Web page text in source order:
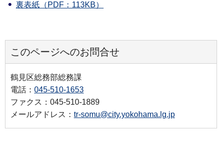
裏表紙（PDF：113KB）
このページへのお問合せ
鶴見区総務部総務課
電話： 045-510-1653
ファクス：045-510-1889
メールアドレス： tr-somu@city.yokohama.lg.jp